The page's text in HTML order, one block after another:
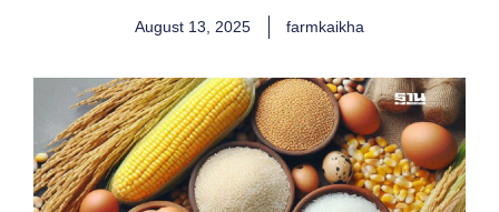
August 13, 2025 farmkaikha